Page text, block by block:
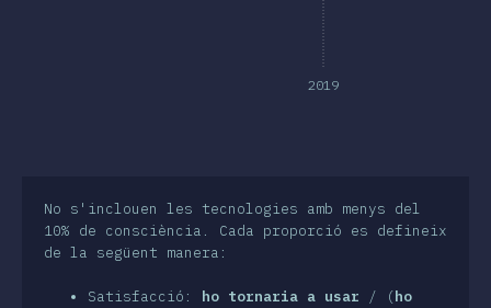
2019
No s'inclouen les tecnologies amb menys del
10% de consciència. Cada proporció es defineix
de la següent manera:
Satisfacció: ho tornaria a usar / (ho